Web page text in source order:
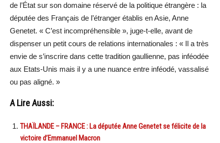
de l’État sur son domaine réservé de la politique étrangère : la
députée des Français de l’étranger établis en Asie, Anne
Genetet. « C’est incompréhensible », juge-t-elle, avant de
dispenser un petit cours de relations internationales : « Il a très
envie de s’inscrire dans cette tradition gaullienne, pas inféodée
aux Etats-Unis mais il y a une nuance entre inféodé, vassalisé
ou pas aligné. »
A Lire Aussi:
THAÏLANDE – FRANCE : La députée Anne Genetet se félicite de la
victoire d’Emmanuel Macron